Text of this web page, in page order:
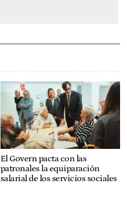
El Govern pacta con las
patronales la equiparación
salarial de los servicios sociales